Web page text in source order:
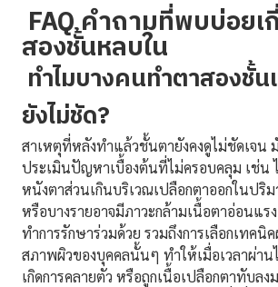
FAQ คำถามที่พบบ่อย
สองชั้นหลบใน
ทำไมบางคนทำตาสองชั้
ยังไม่ชัด?
สาเหตุที่หลังทำแล้วชั้นตายังคงดูไม่ชัดเจน มั
ประเมินปัญหาเบื้องต้นที่ไม่ครอบคลุม เช่น
หนังตาส่วนเกินบริเวณเปลือกตาออกในปริ
หรือบางรายอาจมีภาวะกล้ามเนื้อตาอ่อนแร
ทำการรักษาร่วมด้วย รวมถึงการเลือกเทคนิ
สภาพผิวของบุคคลนั้นๆ ทำให้เมื่อเวลาผ่าน
เกิดการคลายตัว หรือถูกเนื้อเปลือกตาทับล